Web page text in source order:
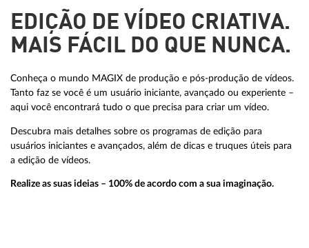
EDIÇÃO DE VÍDEO CRIATIVA.
MAIS FÁCIL DO QUE NUNCA.
Conheça o mundo MAGIX de produção e pós-produção de vídeos.
Tanto faz se você é um usuário iniciante, avançado ou experiente –
aqui você encontrará tudo o que precisa para criar um vídeo.
Descubra mais detalhes sobre os programas de edição para
usuários iniciantes e avançados, além de dicas e truques úteis para
a edição de vídeos.
Realize as suas ideias – 100% de acordo com a sua imaginação.